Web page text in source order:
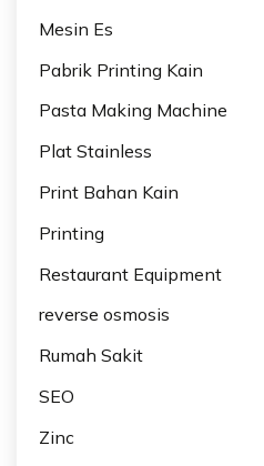
Mesin Es
Pabrik Printing Kain
Pasta Making Machine
Plat Stainless
Print Bahan Kain
Printing
Restaurant Equipment
reverse osmosis
Rumah Sakit
SEO
Zinc